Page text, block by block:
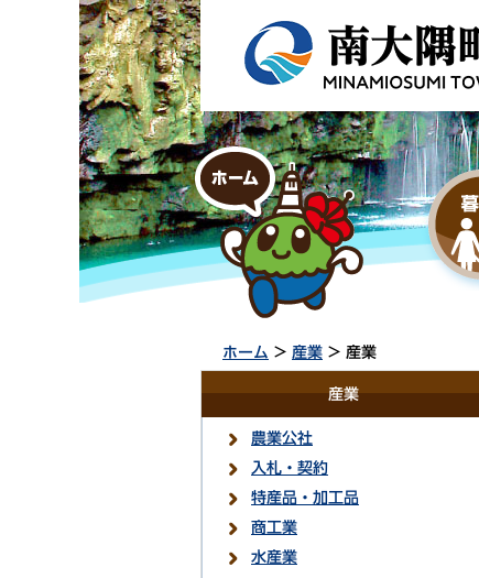
ホーム > 産業 > 産業
産業
農業公社
入札・契約
特産品・加工品
商工業
水産業